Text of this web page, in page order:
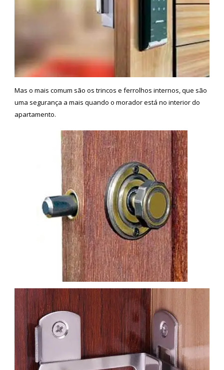
Mas o mais comum são os trincos e ferrolhos internos, que são
uma segurança a mais quando o morador está no interior do
apartamento.